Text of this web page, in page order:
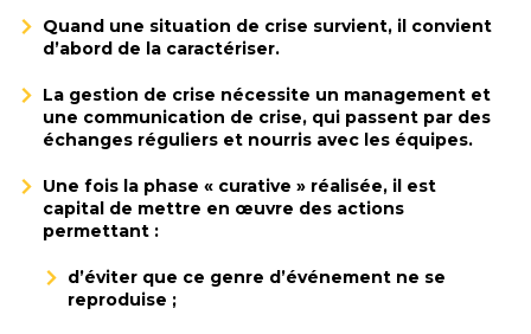
Quand une situation de crise survient, il convient
d’abord de la caractériser.
La gestion de crise nécessite un management et
une communication de crise, qui passent par des
échanges réguliers et nourris avec les équipes.
Une fois la phase « curative » réalisée, il est
capital de mettre en œuvre des actions
permettant :
d’éviter que ce genre d’événement ne se
reproduise ;